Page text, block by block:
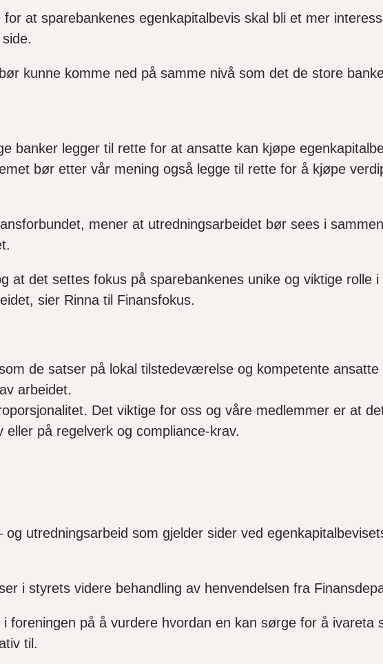
at sparebankenes egenkapitalbevis skal bli et mer
kunne komme ned på samme nivå som det de store
banker legger til rette for at ansatte kan kjøpe
bør etter vår mening også legge til rette for å kjøpe
mener at utredningsarbeidet bør sees i
at det settes fokus på sparebankenes unike og viktige
sier Rinna til Finansfokus.
de satser på lokal tilstedeværelse og kompetente
arbeidet.
Det viktige for oss og våre medlemmer er at
på regelverk og compliance-krav.
utredningsarbeid som gjelder sider ved
i styrets videre behandling av henvendelsen fra
på å vurdere hvordan en kan sørge for å ivareta
til.